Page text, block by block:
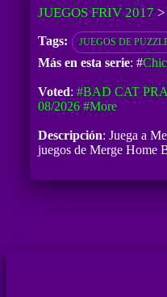
JUEGOS FRIV 2017 >
Tags: JUEGOS DE
Más en esta serie: #
Voted: #BAD CAT
08/2026 #more
Descripción: Juega a
juegos de Merge Home